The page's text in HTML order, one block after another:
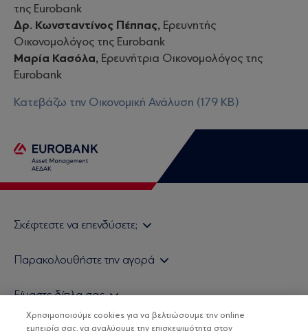
της Eurobank
Δρ. Κωνσταντίνος Πέππας, Ερευνητής
Οικονομολόγος της Eurobank
Μαρία Κασόλα, Ερευνήτρια Οικονομολόγος της
Eurobank
Κατεβάζω την Οικονομική Ανάλυση (179 KB)
Σκέφτεστε να επενδύσετε;
Τιμολογιακή Πολιτική
Δείτε τις πολιτικές μας
Παρακολουθήστε την αγορά
Είμαστε δίπλα σας
H Eurobank Asset Management ΑΕΔΑΚ
Χρησιμοποιούμε cookies για να βελτιώσουμε την online
εμπειρία σας, να αναλύουμε την επισκεψιμότητα στον